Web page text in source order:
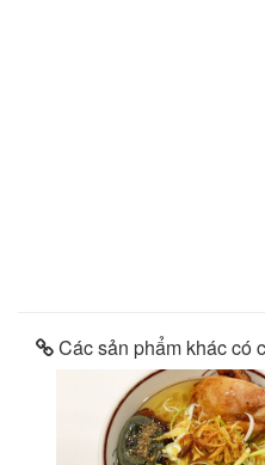
Các sản phẩm khác có